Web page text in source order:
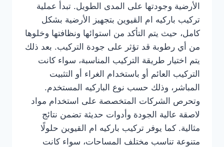
الأرضية وجودتها على المدى الطويل. تبدأ عملية
تركيب باركيه ام القيوين بتجهيز الأرضية بشكل
كامل، حيث يتم التأكد من استوائها ونظافتها وخلوها
من أي رطوبة قد تؤثر على جودة التركيب. بعد ذلك
يتم اختيار طريقة التركيب المناسبة، سواء كانت
التركيب العائم أو باستخدام الغراء أو التثبيت
المباشر، وذلك حسب نوع الباركيه المستخدم.
وتحرص الشركات المتخصصة على استخدام مواد
لاصقة عالية الجودة وأدوات حديثة تضمن نتائج
مثالية. كما يوفر تركيب باركيه ام القيوين حلولًا
متنوعة تناسب مختلف المساحات، سواء كانت